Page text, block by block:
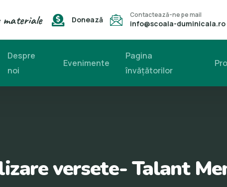
Donează
Contactează-ne pe mail
info@scoala-duminicala.ro
Despre
noi
Evenimente
Pagina
învăţătorilor
versete- Talant